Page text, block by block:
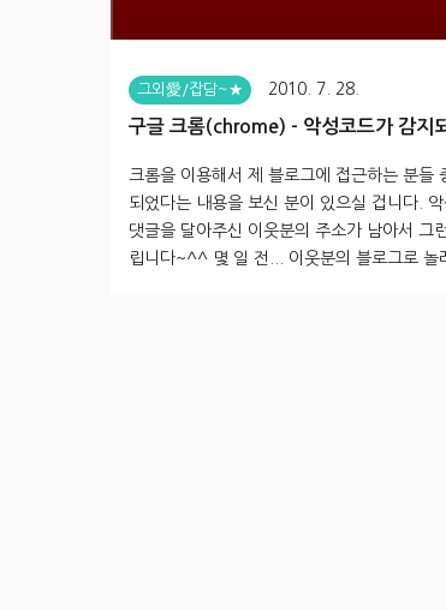
그외愛/잡담~★ 2010. 7. 28.
구글 크롬(chrome) - 악성코드가 감지
크롬을 이용해서 제 블로그에 접근하는 분들
되었다는 내용을 보신 분이 있으실 겁니다. 악
댓글을 달아주신 이웃분의 주소가 남아서 그
립니다~^^ 몇 일 전... 이웃분의 블로그로 놀